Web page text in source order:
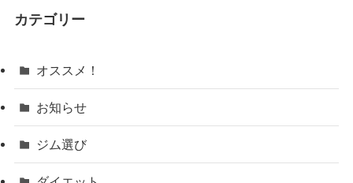
カテゴリー
オススメ！
お知らせ
ジム選び